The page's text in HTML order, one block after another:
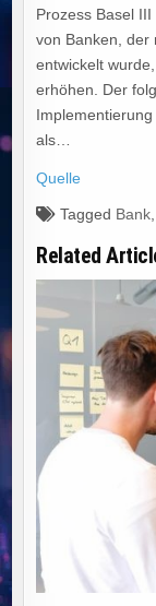
Prozess Basel
von Banken, der
entwickelt
erhöhen. Der
als…
Quelle
Tagged Bank,
Related